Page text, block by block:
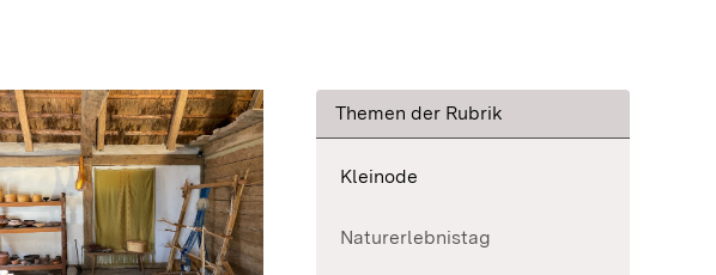
Themen der Rubrik
Kleinode
Naturerlebnistag